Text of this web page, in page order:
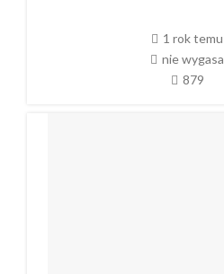
1 rok temu
nie wygasa
879